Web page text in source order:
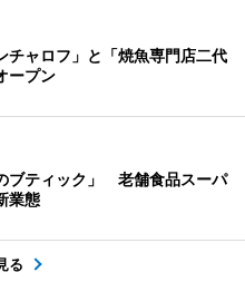
チャロフ」と「焼魚専門店二代
ープン
ブティック」 老舗食品スーパ
業態
る